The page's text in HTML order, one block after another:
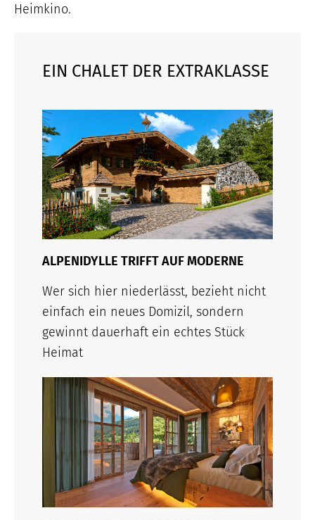
Heimkino.
EIN CHALET DER EXTRAKLASSE
ALPENIDYLLE TRIFFT AUF MODERNE
Wer sich hier niederlässt, bezieht nicht
einfach ein neues Domizil, sondern
gewinnt dauerhaft ein echtes Stück
Heimat